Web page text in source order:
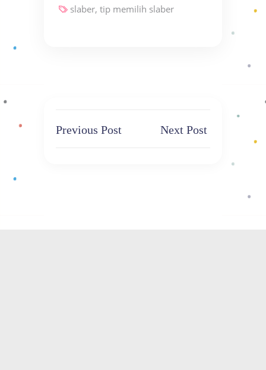
slaber, tip memilih slaber
Previous Post Next Post